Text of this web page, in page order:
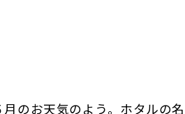
のお天気のよう。ホタルの